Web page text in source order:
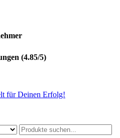
(4.85/5)
für Deinen Erfolg!